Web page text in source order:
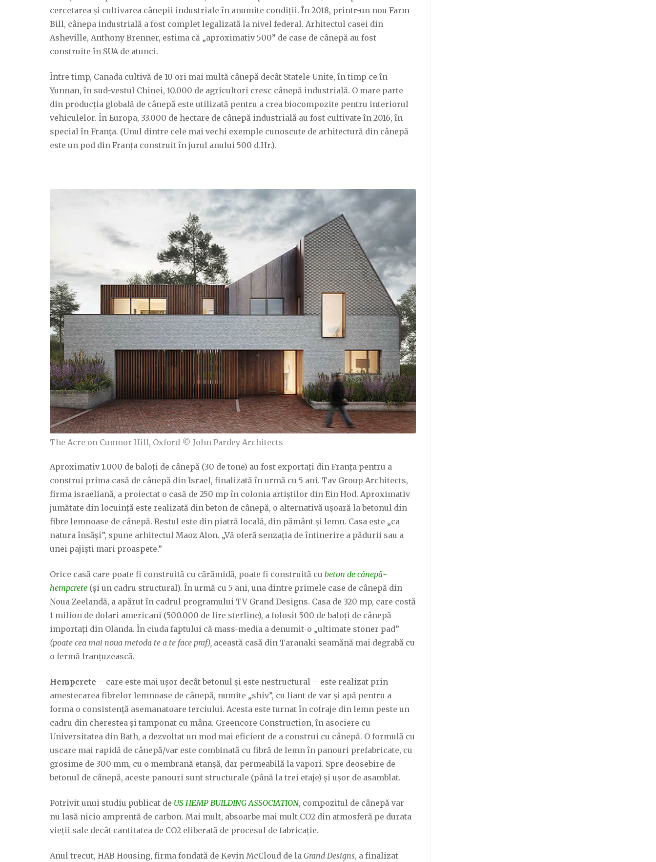
cercetarea și cultivarea cânepii industriale în anumite condiții. În 2018, printr-un nou Farm
Bill, cânepa industrială a fost complet legalizată la nivel federal. Arhitectul casei din
Asheville, Anthony Brenner, estima că „aproximativ 500” de case de cânepă au fost
construite în SUA de atunci.
Între timp, Canada cultivă de 10 ori mai multă cânepă decât Statele Unite, în timp ce în
Yunnan, în sud-vestul Chinei, 10.000 de agricultori cresc cânepă industrială. O mare parte
din producția globală de cânepă este utilizată pentru a crea biocompozite pentru interiorul
vehiculelor. În Europa, 33.000 de hectare de cânepă industrială au fost cultivate în 2016, în
special în Franța. (Unul dintre cele mai vechi exemple cunoscute de arhitectură din cânepă
este un pod din Franța construit în jurul anului 500 d.Hr.).
The Acre on Cumnor Hill, Oxford © John Pardey Architects
Aproximativ 1.000 de baloți de cânepă (30 de tone) au fost exportați din Franța pentru a
construi prima casă de cânepă din Israel, finalizată în urmă cu 5 ani. Tav Group Architects,
firma israeliană, a proiectat o casă de 250 mp în colonia artiștilor din Ein Hod. Aproximativ
jumătate din locuință este realizată din beton de cânepă, o alternativă ușoară la betonul din
fibre lemnoase de cânepă. Restul este din piatră locală, din pământ și lemn. Casa este „ca
natura însăși”, spune arhitectul Maoz Alon. „Vă oferă senzația de întinerire a pădurii sau a
unei pajiști mari proaspete.”
Orice casă care poate fi construită cu cărămidă, poate fi construită cu beton de cânepă-
hempcrete (și un cadru structural). În urmă cu 5 ani, una dintre primele case de cânepă din
Noua Zeelandă, a apărut în cadrul programului TV Grand Designs. Casa de 320 mp, care costă
1 milion de dolari americani (500.000 de lire sterline), a folosit 500 de baloți de cânepă
importați din Olanda. În ciuda faptului că mass-media a denumit-o „ultimate stoner pad”
(poate cea mai noua metoda te a te face praf), această casă din Taranaki seamănă mai degrabă cu
o fermă franțuzească.
Hempcrete – care este mai ușor decât betonul și este nestructural – este realizat prin
amestecarea fibrelor lemnoase de cânepă, numite „shiv”, cu liant de var și apă pentru a
forma o consistență asemanatoare terciului. Acesta este turnat în cofraje din lemn peste un
cadru din cherestea și tamponat cu mâna. Greencore Construction, în asociere cu
Universitatea din Bath, a dezvoltat un mod mai eficient de a construi cu cânepă. O formulă cu
uscare mai rapidă de cânepă/var este combinată cu fibră de lemn în panouri prefabricate, cu
grosime de 300 mm, cu o membrană etanșă, dar permeabilă la vapori. Spre deosebire de
betonul de cânepă, aceste panouri sunt structurale (până la trei etaje) și ușor de asamblat.
Potrivit unui studiu publicat de US HEMP BUILDING ASSOCIATION, compozitul de cânepă var
nu lasă nicio amprentă de carbon. Mai mult, absoarbe mai mult CO2 din atmosferă pe durata
vieții sale decât cantitatea de CO2 eliberată de procesul de fabricație.
Anul trecut, HAB Housing, firma fondată de Kevin McCloud de la Grand Designs, a finalizat